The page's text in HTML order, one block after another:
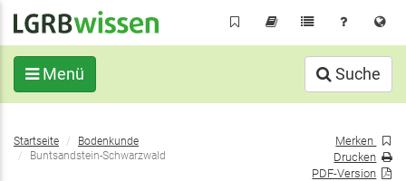
Inhalt
Menü Suche
Sie
befinden
Startseite
Bodenkunde
Buntsandstein-Schwarzwald
Merken
Drucken
PDF-Version